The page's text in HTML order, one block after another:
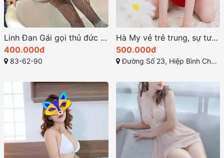
Linh Đan Gái gọi thủ đức Dâm Ngoan Chiều Khách
400.000đ
83-62-90
Hà My vẻ trẻ trung, sự tươi tắn và thân hình thon gọn
500.000đ
Đường Số 23, Hiệp Bình Chánh, Thủ Đức